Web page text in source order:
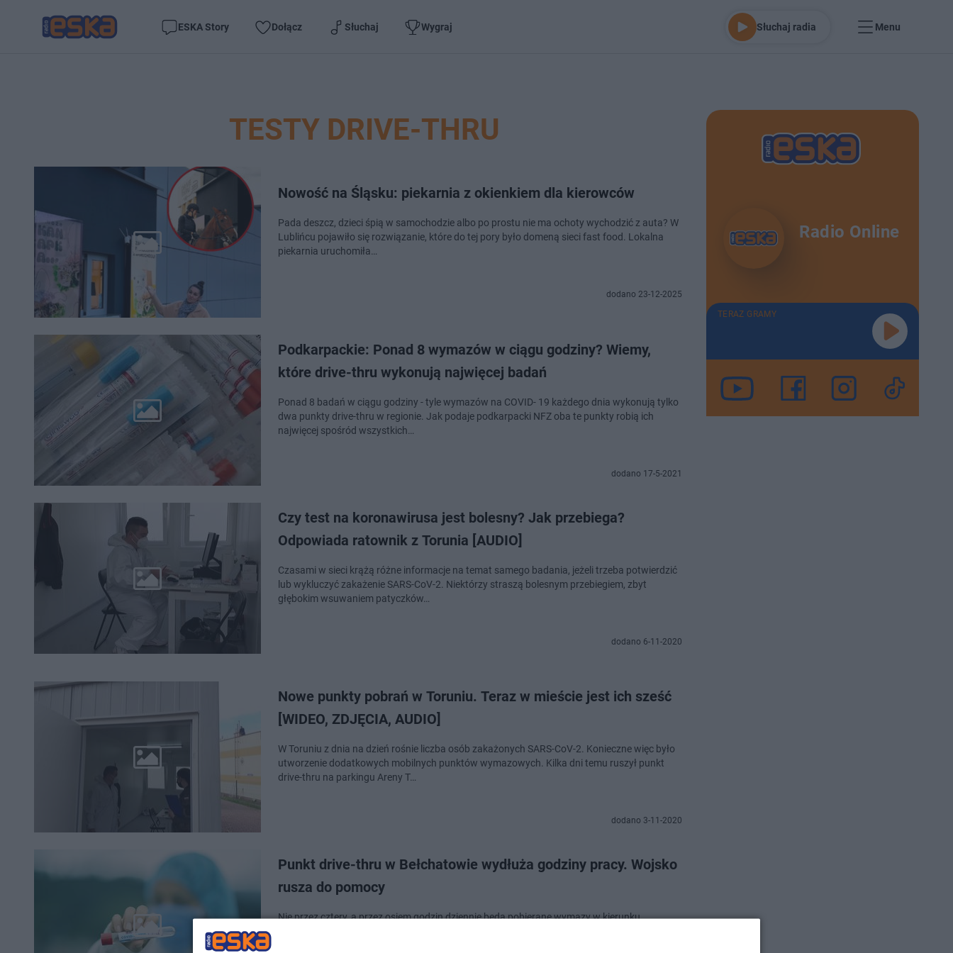
ESKA Story Dołącz Słuchaj Wygraj Słuchaj radia Menu
TESTY DRIVE-THRU
Nowość na Śląsku: piekarnia z okienkiem dla kierowców
Pada deszcz, dzieci śpią w samochodzie albo po prostu nie ma ochoty wychodzić z auta? W
Lublińcu pojawiło się rozwiązanie, które do tej pory było domeną sieci fast food. Lokalna
piekarnia uruchomiła…
dodano 23-12-2025
Podkarpackie: Ponad 8 wymazów w ciągu godziny? Wiemy,
które drive-thru wykonują najwięcej badań
Ponad 8 badań w ciągu godziny - tyle wymazów na COVID- 19 każdego dnia wykonują tylko
dwa punkty drive-thru w regionie. Jak podaje podkarpacki NFZ oba te punkty robią ich
najwięcej spośród wszystkich…
dodano 17-5-2021
Czy test na koronawirusa jest bolesny? Jak przebiega?
Odpowiada ratownik z Torunia [AUDIO]
Czasami w sieci krążą różne informacje na temat samego badania, jeżeli trzeba potwierdzić
lub wykluczyć zakażenie SARS-CoV-2. Niektórzy straszą bolesnym przebiegiem, zbyt
głębokim wsuwaniem patyczków…
dodano 6-11-2020
Nowe punkty pobrań w Toruniu. Teraz w mieście jest ich sześć
[WIDEO, ZDJĘCIA, AUDIO]
W Toruniu z dnia na dzień rośnie liczba osób zakażonych SARS-CoV-2. Konieczne więc było
utworzenie dodatkowych mobilnych punktów wymazowych. Kilka dni temu ruszył punkt
drive-thru na parkingu Areny T…
dodano 3-11-2020
Punkt drive-thru w Bełchatowie wydłuża godziny pracy. Wojsko
rusza do pomocy
Nie przez cztery, a przez osiem godzin dziennie będą pobierane wymazy w kierunku
Radio Online
TERAZ GRAMY